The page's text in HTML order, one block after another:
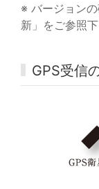
※ バージョン
新」をご参照下
GPS受信